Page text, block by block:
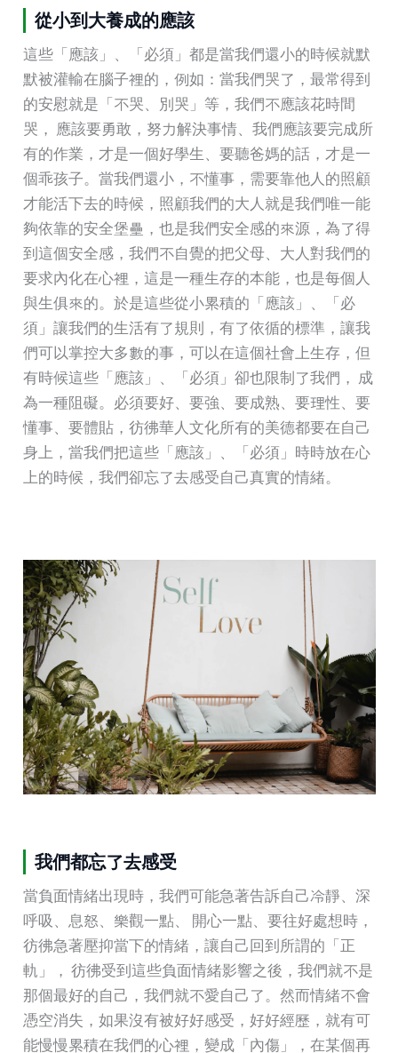
從小到大養成的應該
這些「應該」、「必須」都是當我們還小的時候就默
默被灌輸在腦子裡的，例如：當我們哭了，最常得到
的安慰就是「不哭、別哭」等，我們不應該花時間
哭， 應該要勇敢，努力解決事情、我們應該要完成所
有的作業，才是一個好學生、要聽爸媽的話，才是一
個乖孩子。當我們還小，不懂事，需要靠他人的照顧
才能活下去的時候，照顧我們的大人就是我們唯一能
夠依靠的安全堡壘，也是我們安全感的來源，為了得
到這個安全感，我們不自覺的把父母、大人對我們的
要求內化在心裡，這是一種生存的本能，也是每個人
與生俱來的。於是這些從小累積的「應該」、「必
須」讓我們的生活有了規則，有了依循的標準，讓我
們可以掌控大多數的事，可以在這個社會上生存，但
有時候這些「應該」、「必須」卻也限制了我們， 成
為一種阻礙。必須要好、要強、要成熟、要理性、要
懂事、要體貼，彷彿華人文化所有的美德都要在自己
身上，當我們把這些「應該」、「必須」時時放在心
上的時候，我們卻忘了去感受自己真實的情緒。
我們都忘了去感受
當負面情緒出現時，我們可能急著告訴自己冷靜、深
呼吸、息怒、樂觀一點、 開心一點、要往好處想時，
彷彿急著壓抑當下的情緒，讓自己回到所謂的「正
軌」， 彷彿受到這些負面情緒影響之後，我們就不是
那個最好的自己，我們就不愛自己了。然而情緒不會
憑空消失，如果沒有被好好感受，好好經歷，就有可
能慢慢累積在我們的心裡，變成「內傷」，在某個再